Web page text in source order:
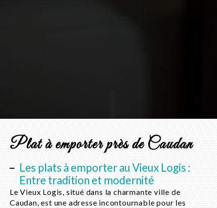
Plat à emporter près de Caudan
Les plats à emporter au Vieux Logis :
Entre tradition et modernité
Le Vieux Logis, situé dans la charmante ville de
Caudan, est une adresse incontournable pour les